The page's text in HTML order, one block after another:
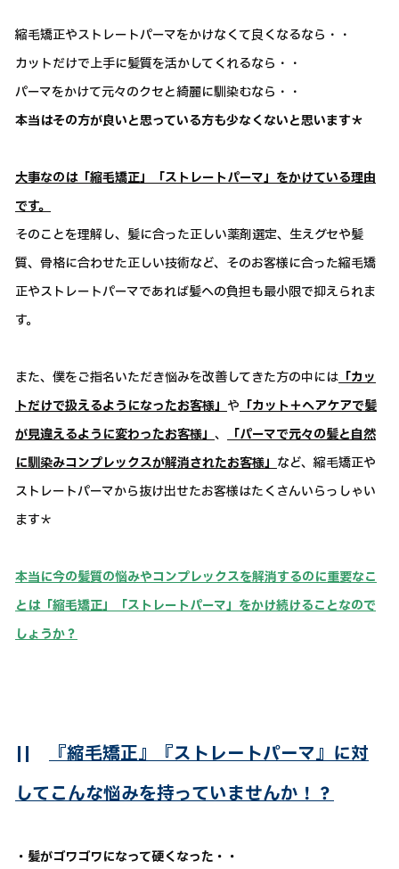
縮毛矯正やストレートパーマをかけなくて良くなるなら・・
カットだけで上手に髪質を活かしてくれるなら・・
パーマをかけて元々のクセと綺麗に馴染むなら・・
本当はその方が良いと思っている方も少なくないと思います＊
大事なのは「縮毛矯正」「ストレートパーマ」をかけている理由
です。
そのことを理解し、髪に合った正しい薬剤選定、生えグセや髪
質、骨格に合わせた正しい技術など、そのお客様に合った縮毛矯
正やストレートパーマであれば髪への負担も最小限で抑えられま
す。
また、僕をご指名いただき悩みを改善してきた方の中には 「カッ
トだけで扱えるようになったお客様」 や 「カット＋ヘアケアで髪
が見違えるように変わったお客様」 、
「パーマで元々の髪と自然
に馴染みコンプレックスが解消されたお客様」 など、縮毛矯正や
ストレートパーマから抜け出せたお客様はたくさんいらっしゃい
ます＊
本当に今の髪質の悩みやコンプレックスを解消するのに重要なこ
とは「縮毛矯正」「ストレートパーマ」をかけ続けることなので
しょうか？
|| 『縮毛矯正』『ストレートパーマ』に対
してこんな悩みを持っていませんか！？
・髪がゴワゴワになって硬くなった・・